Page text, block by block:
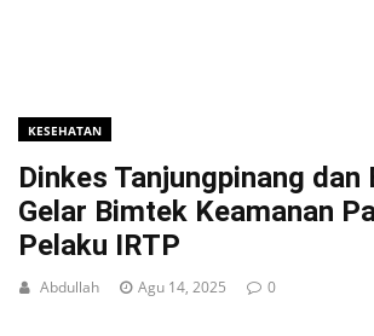
KESEHATAN
Dinkes Tanjungpinang dan
Gelar Bimtek Keamanan
Pelaku IRTP
Abdullah Agu 14, 2025 0